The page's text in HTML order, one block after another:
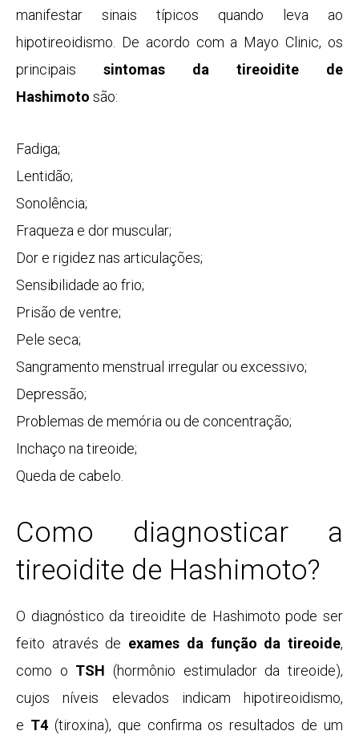
manifestar sinais típicos quando leva ao
hipotireoidismo. De acordo com a Mayo Clinic, os
principais sintomas da tireoidite de
Hashimoto são:
Fadiga;
Lentidão;
Sonolência;
Fraqueza e dor muscular;
Dor e rigidez nas articulações;
Sensibilidade ao frio;
Prisão de ventre;
Pele seca;
Sangramento menstrual irregular ou excessivo;
Depressão;
Problemas de memória ou de concentração;
Inchaço na tireoide;
Queda de cabelo.
Como diagnosticar a
tireoidite de Hashimoto?
O diagnóstico da tireoidite de Hashimoto pode ser
feito através de exames da função da tireoide,
como o TSH (hormônio estimulador da tireoide),
cujos níveis elevados indicam hipotireoidismo,
e T4(tiroxina), que confirma os resultados de um